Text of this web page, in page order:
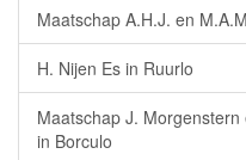
Maatschap A.H.J. en
H. Nijen Es in Ruurlo
Maatschap J.
in Borculo